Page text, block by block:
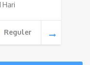
Hari
Reguler